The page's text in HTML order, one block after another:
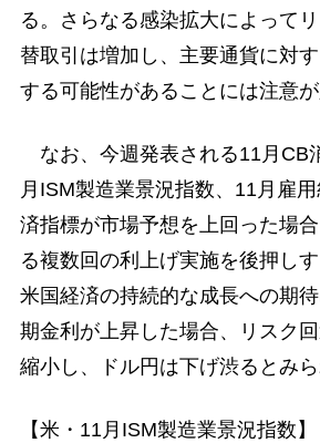
る。さらなる感染拡大によって
替取引は増加し、主要通貨に対
する可能性があることには注意が
なお、今週発表される11月CB
月ISM製造業景況指数、11月雇
済指標が市場予想を上回った場
る複数回の利上げ実施を後押しす
米国経済の持続的な成長への期
期金利が上昇した場合、リスク
縮小し、ドル円は下げ渋るとみら
【米・11月ISM製造業景況指数】